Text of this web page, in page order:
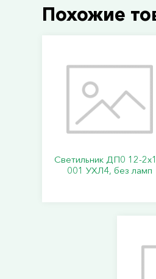
Похожие
Светильник ДП0 12-
001 УХЛ4, без ламп